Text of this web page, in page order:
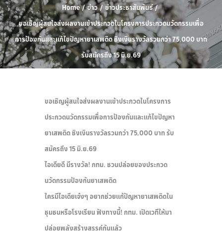
Home / ข่าว / ข่าวประชาสัมพันธ์ /
ขอเชิญผู้สนใจส่งผลงานเข้าประกวดในโครงการประกวดนวัตกรรมเพื่อ
การป้องกันและแก้ไขปัญหายาเสพติด ชิงเงินรางวัลรวมกว่า 75,000 บาท
รับสมัครถึง 15 มิ.ย.69
ขอเชิญผู้สนใจส่งผลงานเข้าประกวดในโครงการ
ประกวดนวัตกรรมเพื่อการป้องกันและแก้ไขปัญหา
ยาเสพติด ชิงเงินรางวัลรวมกว่า 75,000 บาท รับ
สมัครถึง 15 มิ.ย.69
ไอเดียดี มีรางวัล! กทม. ชวนปล่อยของประกวด
นวัตกรรมป้องกันยาเสพติด
ใครมีไอเดียเจ๋งๆ อยากช่วยแก้ปัญหายาเสพติดใน
ชุมชนหรือโรงเรียน ฟังทางนี้! กทม. เปิดเวทีให้มา
ปล่อยพลังสร้างสรรค์กันแล้ว